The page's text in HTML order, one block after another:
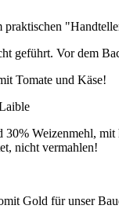
praktischen
geführt. Vor dem
Tomate und Käse!
g
Weizenmehl,
nicht vermahlen!
Gold für unser